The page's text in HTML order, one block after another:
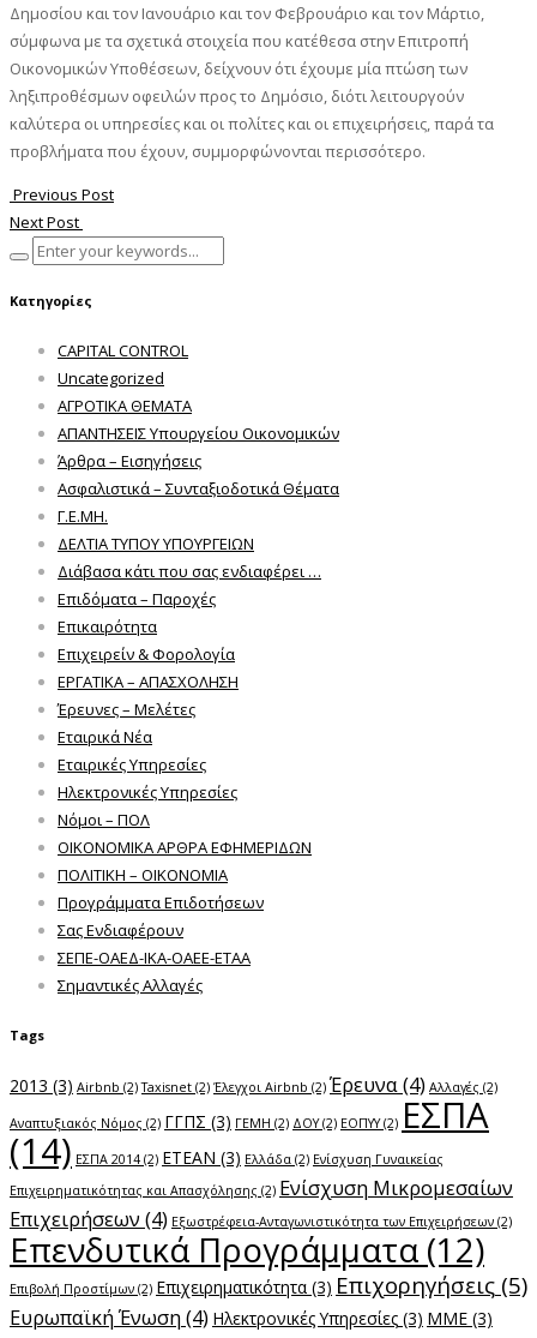
Δημοσίου και τον Ιανουάριο και τον Φεβρουάριο και τον Μάρτιο,
σύμφωνα με τα σχετικά στοιχεία που κατέθεσα στην Επιτροπή
Οικονομικών Υποθέσεων, δείχνουν ότι έχουμε μία πτώση των
ληξιπροθέσμων οφειλών προς το Δημόσιο, διότι λειτουργούν
καλύτερα οι υπηρεσίες και οι πολίτες και οι επιχειρήσεις, παρά τα
προβλήματα που έχουν, συμμορφώνονται περισσότερο.
Previous Post
Next Post
Κατηγορίες
CAPITAL CONTROL
Uncategorized
ΑΓΡΟΤΙΚΑ ΘΕΜΑΤΑ
ΑΠΑΝΤΗΣΕΙΣ Υπουργείου Οικονομικών
Άρθρα – Εισηγήσεις
Ασφαλιστικά – Συνταξιοδοτικά Θέματα
Γ.Ε.ΜΗ.
ΔΕΛΤΙΑ ΤΥΠΟΥ ΥΠΟΥΡΓΕΙΩΝ
Διάβασα κάτι που σας ενδιαφέρει …
Επιδόματα – Παροχές
Επικαιρότητα
Επιχειρείν & Φορολογία
ΕΡΓΑΤΙΚΑ – ΑΠΑΣΧΟΛΗΣΗ
Έρευνες – Μελέτες
Εταιρικά Νέα
Εταιρικές Υπηρεσίες
Ηλεκτρονικές Υπηρεσίες
Νόμοι – ΠΟΛ
ΟΙΚΟΝΟΜΙΚΑ ΑΡΘΡΑ ΕΦΗΜΕΡΙΔΩΝ
ΠΟΛΙΤΙΚΗ – ΟΙΚΟΝΟΜΙΑ
Προγράμματα Επιδοτήσεων
Σας Ενδιαφέρουν
ΣΕΠΕ-ΟΑΕΔ-ΙΚΑ-ΟΑΕΕ-ΕΤΑΑ
Σημαντικές Αλλαγές
Tags
2013 (3) Airbnb (2) Taxisnet (2) Έλεγχοι Airbnb (2) Έρευνα(4) Αλλαγές (2)
Αναπτυξιακός Νόμος (2) ΓΓΠΣ (3) ΓΕΜΗ (2) ΔΟΥ(2) ΕΟΠΥΥ(2) ΕΣΠΑ
(14) ΕΣΠΑ 2014 (2) ΕΤΕΑΝ (3) Ελλάδα (2) Ενίσχυση Γυναικείας
Επιχειρηματικότητας και Απασχόλησης (2) Ενίσχυση Μικρομεσαίων
Επιχειρήσεων (4) Εξωστρέφεια-Ανταγωνιστικότητα των Επιχειρήσεων (2)
Επενδυτικά Προγράμματα (12)
Επιβολή Προστίμων (2) Επιχειρηματικότητα (3) Επιχορηγήσεις (5)
Ευρωπαϊκή Ένωση(4) Ηλεκτρονικές Υπηρεσίες (3) ΜΜΕ (3)